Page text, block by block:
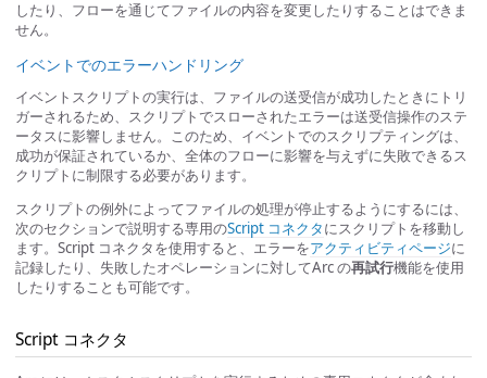
したり、フローを通じてファイルの内容を変更したりすることはできま
せん。
イベントでのエラーハンドリング
イベントスクリプトの実行は、ファイルの送受信が成功したときにトリ
ガーされるため、スクリプトでスローされたエラーは送受信操作のステ
ータスに影響しません。このため、イベントでのスクリプティングは、
成功が保証されているか、全体のフローに影響を与えずに失敗できるス
クリプトに制限する必要があります。
スクリプトの例外によってファイルの処理が停止するようにするには、
次のセクションで説明する専用のScript コネクタにスクリプトを移動し
ます。Script コネクタを使用すると、エラーをアクティビティページに
記録したり、失敗したオペレーションに対してArc の再試行機能を使用
したりすることも可能です。
Script コネクタ